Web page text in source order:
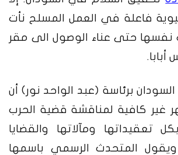
فاعلة في العمل المسلح نأت
نفسها حتى عناء الوصول الى مقر
أبابا.
برئاسة (عبد الواحد نور) أن
غير كافية لمناقشة قضية الحرب
تعقيداتها ومآلاتها والقضايا
ويقول المتحدث الرسمي باسمها